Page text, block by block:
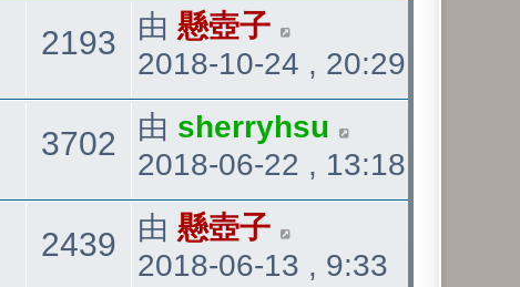
看
表
2193 觀
看
最
後
發
表
由 懸壺子
2018-10-24 , 20:29
3702 觀
看
最
後
發
表
由 sherryhsu
2018-06-22 , 13:18
2439 觀最
後
由 懸壺子
2018-06-13 , 9:33